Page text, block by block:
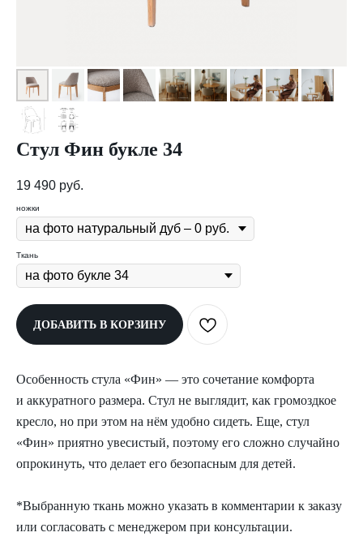
Стул Фин букле 34
19 490 руб.
ножки
Ткань
ДОБАВИТЬ В КОРЗИНУ
Особенность стула «Фин» — это сочетание комфорта
и аккуратного размера. Стул не выглядит, как громоздкое
кресло, но при этом на нём удобно сидеть. Еще, стул
«Фин» приятно увесистый, поэтому его сложно случайно
опрокинуть, что делает его безопасным для детей.
*Выбранную ткань можно указать в комментарии к заказу
или согласовать с менеджером при консультации.